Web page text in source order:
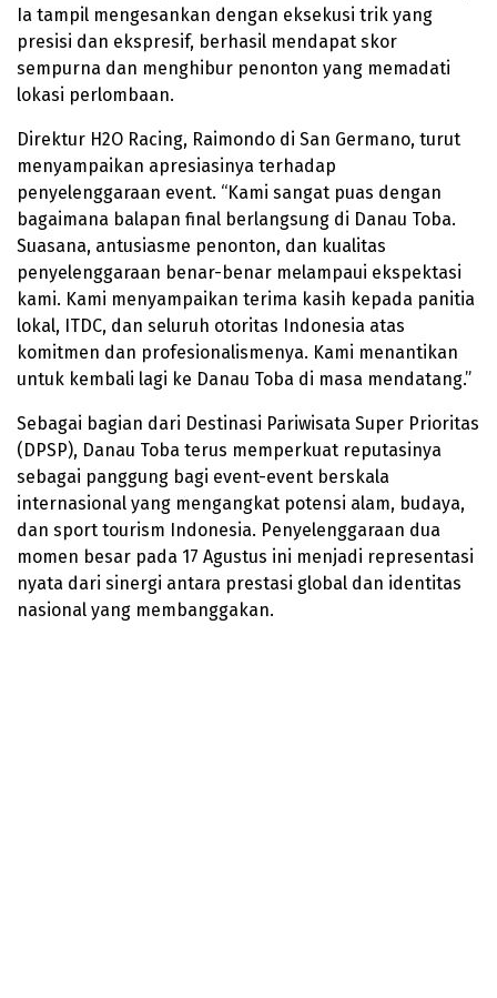
Ia tampil mengesankan dengan eksekusi trik yang
presisi dan ekspresif, berhasil mendapat skor
sempurna dan menghibur penonton yang memadati
lokasi perlombaan.
Direktur H2O Racing, Raimondo di San Germano, turut
menyampaikan apresiasinya terhadap
penyelenggaraan event. “Kami sangat puas dengan
bagaimana balapan final berlangsung di Danau Toba.
Suasana, antusiasme penonton, dan kualitas
penyelenggaraan benar-benar melampaui ekspektasi
kami. Kami menyampaikan terima kasih kepada panitia
lokal, ITDC, dan seluruh otoritas Indonesia atas
komitmen dan profesionalismenya. Kami menantikan
untuk kembali lagi ke Danau Toba di masa mendatang.”
Sebagai bagian dari Destinasi Pariwisata Super Prioritas
(DPSP), Danau Toba terus memperkuat reputasinya
sebagai panggung bagi event-event berskala
internasional yang mengangkat potensi alam, budaya,
dan sport tourism Indonesia. Penyelenggaraan dua
momen besar pada 17 Agustus ini menjadi representasi
nyata dari sinergi antara prestasi global dan identitas
nasional yang membanggakan.